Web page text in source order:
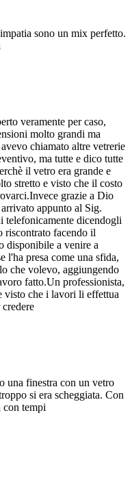
sono un mix perfetto.
veramente per caso,
molto grandi ma
chiamato altre vetrerie
ma tutte e dico tutte
il vetro era grande e
stretto e visto che il costo
grazie a Dio
appunto al Sig.
telefonicamente dicendogli
riscontrato facendo il
disponibile a venire a
l'ha presa come una sfida,
che volevo, aggiungendo
fatto.Un professionista,
visto che i lavori li effettua
una finestra con un vetro
si era scheggiata. Con
con tempi